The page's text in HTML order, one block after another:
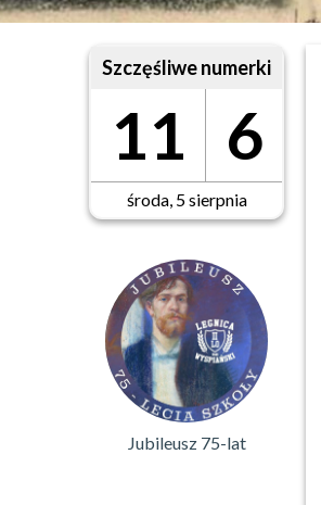
Szczęśliwe numerki
11 6
środa, 5 sierpnia
Jubileusz 75-lat